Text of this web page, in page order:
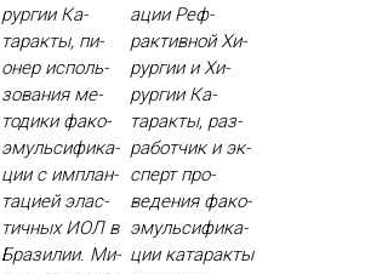
рур­гии Ка­
тарак­ты, пи­
онер ис­поль­
зо­вания ме­
тоди­ки фа­ко­
эмуль­си­фика­
ции с им­план­
та­ци­ей элас­
тичных И­ОЛ в
Бра­зилии. Ми­
ации Реф­
рактив­ной Хи­
рур­гии и Хи­
рур­гии Ка­
тарак­ты, раз­
ра­бот­чик и эк­
сперт про­
веде­ния фа­ко­
эмуль­си­фика­
ции ка­тарак­ты